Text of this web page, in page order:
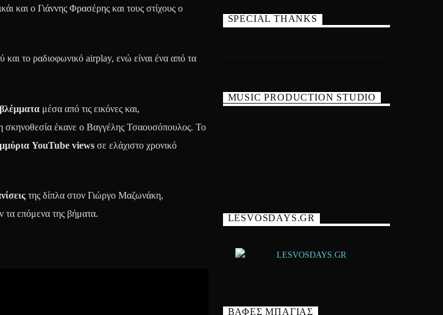
και ο Γιάννης Φρασέρης και τους στίχους ο
και το ραδιοφωνικό airplay, ενώ είναι ένα από τα
βλέμματα μέσα από τις εικόνες και,
σκηνοθεσία έκανε ο Βαγγέλης Τσαουσόπουλος. Το
YouTube views σε ελάχιστο χρονικό
της δίπλα στον Γιώργο Μαζωνάκη,
επόμενα της βήματα.
SPECIAL THANKS
MUSIC PRODUCTION STUDIO
LESVOSDAYS.GR
ΒΑΦΕΣ ΜΠΑΓΙΑΣ